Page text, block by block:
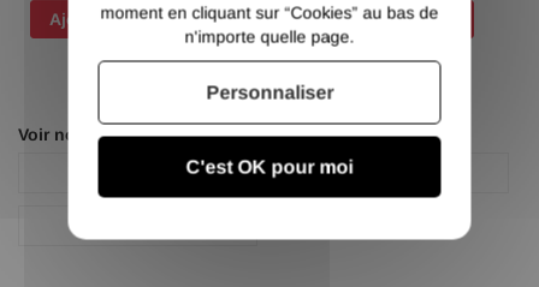
Ajouter au panier Ajouter au panier
Voir nos autres pages :
Fer carré acier
moment en cliquant sur “Cookies” au bas de
n'importe quelle page.
C'est OK pour moi
Personnaliser